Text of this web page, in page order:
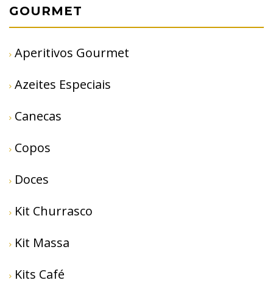
GOURMET
Aperitivos Gourmet
Azeites Especiais
Canecas
Copos
Doces
Kit Churrasco
Kit Massa
Kits Café